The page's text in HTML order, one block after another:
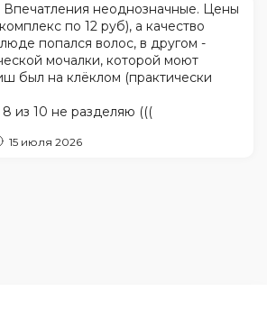
Впечатления неоднозначные. Цены
по 12 руб), а качество
попался волос, в другом -
мочалки, которой моют
был на клёклом (практически
из 10 не разделяю (((
15 июля 2026